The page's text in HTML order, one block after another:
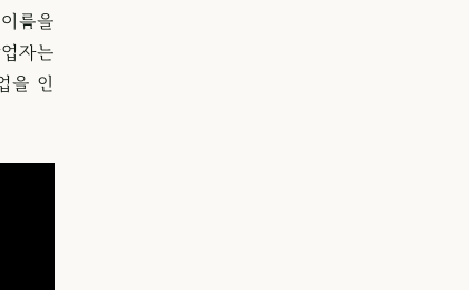
름을
자는
을 인